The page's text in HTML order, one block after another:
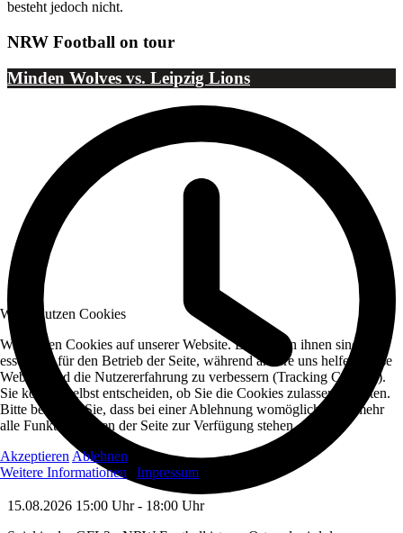
besteht jedoch nicht.
NRW Football on tour
Minden Wolves vs. Leipzig Lions
15.08.2026 15:00 Uhr - 18:00 Uhr
Wir benutzen Cookies
Wir nutzen Cookies auf unserer Website. Einige von ihnen sind
essenziell für den Betrieb der Seite, während andere uns helfen, diese
Website und die Nutzererfahrung zu verbessern (Tracking Cookies).
Sie können selbst entscheiden, ob Sie die Cookies zulassen möchten.
Bitte beachten Sie, dass bei einer Ablehnung womöglich nicht mehr
alle Funktionalitäten der Seite zur Verfügung stehen.
Akzeptieren Ablehnen
Weitere Informationen
Impressum